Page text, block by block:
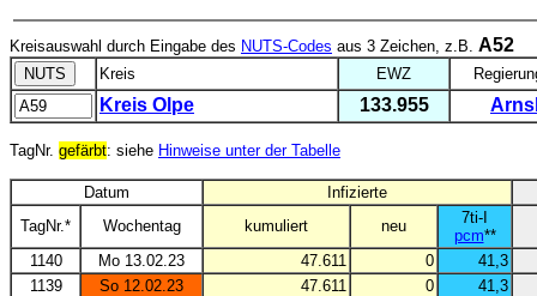
Kreisauswahl durch Eingabe des NUTS-Codes aus 3 Zeichen, z.B. A52
Kreis EWZ
Kreis Olpe 133.955
TagNr. gefärbt: siehe Hinweise unter der Tabelle
Datum
Infizierte
TagNr.*
Wochentag kumuliert neu
7ti-I
pcm**
1140
Mo 13.02.23 47.611 0
41,3
1139
So 12.02.23 47.611 0
41,3